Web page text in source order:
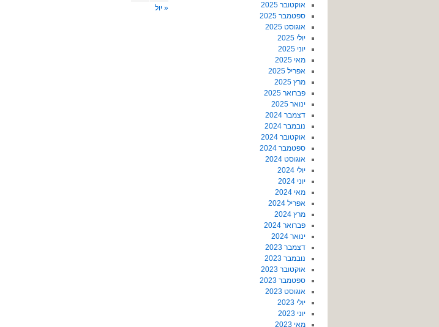
אוקטובר 2025
ספטמבר 2025
אוגוסט 2025
יולי 2025
יוני 2025
מאי 2025
אפריל 2025
מרץ 2025
פברואר 2025
ינואר 2025
דצמבר 2024
נובמבר 2024
אוקטובר 2024
ספטמבר 2024
אוגוסט 2024
יולי 2024
יוני 2024
מאי 2024
אפריל 2024
מרץ 2024
פברואר 2024
ינואר 2024
דצמבר 2023
נובמבר 2023
אוקטובר 2023
ספטמבר 2023
אוגוסט 2023
יולי 2023
יוני 2023
מאי 2023
« יול